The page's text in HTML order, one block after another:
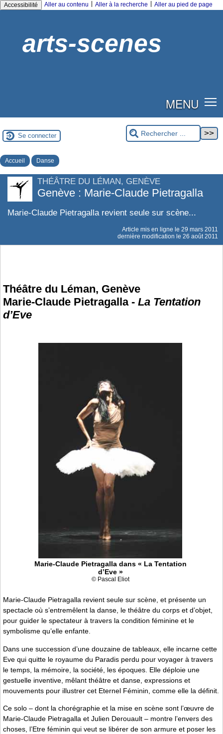
Accessibilité Aller au contenu Aller à la recherche Aller au pied de page
arts-scenes
MENU
Se connecter
Accueil Danse
THÉÂTRE DU LÉMAN, GENÈVE
Genève : Marie-Claude Pietragalla
Marie-Claude Pietragalla revient seule sur scène...
Article mis en ligne le 29 mars 2011
dernière modification le 26 août 2011
Théâtre du Léman, Genève
Marie-Claude Pietragalla - La Tentation
d’Eve
Marie-Claude Pietragalla dans « La Tentation
d’Eve »
© Pascal Eliot
Marie-Claude Pietragalla revient seule sur scène, et présente un
spectacle où s’entremêlent la danse, le théâtre du corps et d’objet,
pour guider le spectateur à travers la condition féminine et le
symbolisme qu’elle enfante.
Dans une succession d’une douzaine de tableaux, elle incarne cette
Eve qui quitte le royaume du Paradis perdu pour voyager à travers
le temps, la mémoire, la société, les époques. Elle déploie une
gestuelle inventive, mêlant théâtre et danse, expressions et
mouvements pour illustrer cet Eternel Féminin, comme elle la définit.
Ce solo – dont la chorégraphie et la mise en scène sont l’œuvre de
Marie-Claude Pietragalla et Julien Derouault – montre l’envers des
choses, l’Etre féminin qui veut se libérer de son armure et poser les